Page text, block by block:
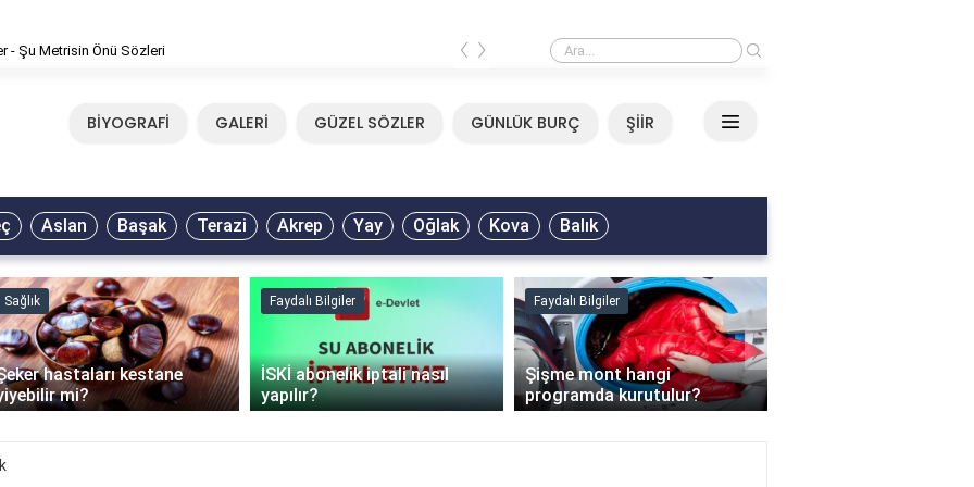
- Şu Metrisin Önü Sözleri Mirkelam - Tavla Sözleri
‹ ›
BİYOGRAFİ GALERİ GÜZEL SÖZLER GÜNLÜK BURÇ ŞİİR
Aslan Başak Terazi Akrep Yay Oğlak Kova Balık
Sağlık
hastaları kestane
mi?
Faydalı Bilgiler
İSKİ abonelik iptali nasıl
yapılır?
Faydalı Bilgiler
Şişme mont hangi
programda kurutulur?
›